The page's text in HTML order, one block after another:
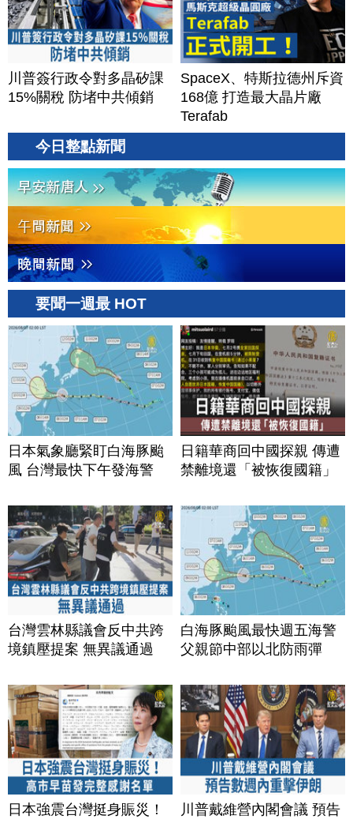
川普簽行政令對多晶矽課
15%關稅 防堵中共傾銷
SpaceX、特斯拉德州斥資
168億 打造最大晶片廠
Terafab
今日整點新聞
要聞一週最 HOT
日本氣象廳緊盯白海豚颱
風 台灣最快下午發海警
日籍華商回中國探親 傳遭
禁離境還「被恢復國籍」
台灣雲林縣議會反中共跨
境鎮壓提案 無異議通過
白海豚颱風最快週五海警
父親節中部以北防雨彈
日本強震台灣挺身賑災！
川普戴維營內閣會議 預告